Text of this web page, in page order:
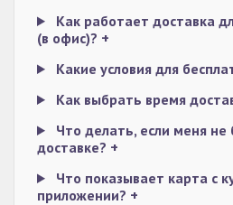
Как работает доставка
(в офис)? +
Какие условия для
Как выбрать время
Что делать, если меня
доставке? +
Что показывает карта с
приложении? +